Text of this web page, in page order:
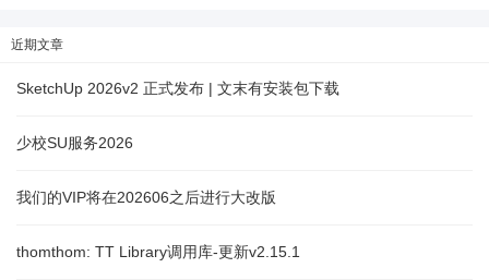
近期文章
SketchUp 2026v2 正式发布 | 文末有安装包下载
少校SU服务2026
我们的VIP将在202606之后进行大改版
thomthom: TT Library调用库-更新v2.15.1